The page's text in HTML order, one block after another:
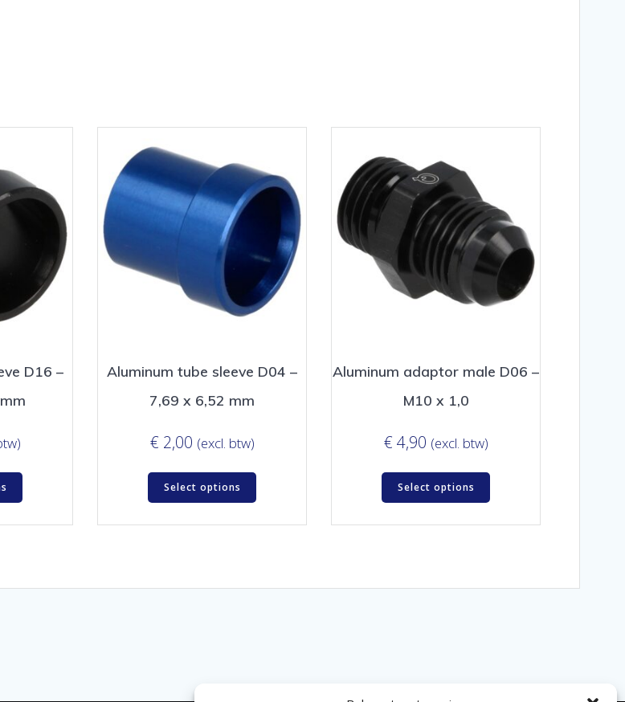
D16 –
Aluminum tube sleeve D04 –
7,69 x 6,52 mm
€ 2,00 (excl. btw)
Select options
Aluminum adaptor male D06 –
M10 x 1,0
€ 4,90 (excl. btw)
Select options